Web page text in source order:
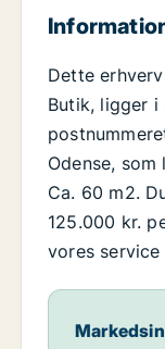
Dette
Butik, ligger i
Odense,
Ca. 60 m2.
125.000 kr.
vores